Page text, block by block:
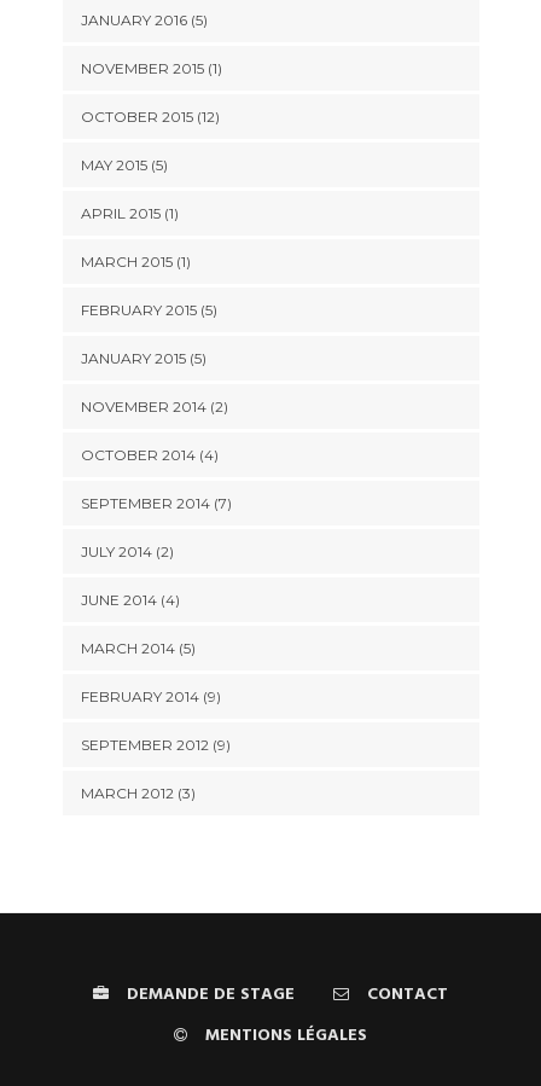
JANUARY 2016 (5)
NOVEMBER 2015 (1)
OCTOBER 2015 (12)
MAY 2015 (5)
APRIL 2015 (1)
MARCH 2015 (1)
FEBRUARY 2015 (5)
JANUARY 2015 (5)
NOVEMBER 2014 (2)
OCTOBER 2014 (4)
SEPTEMBER 2014 (7)
JULY 2014 (2)
JUNE 2014 (4)
MARCH 2014 (5)
FEBRUARY 2014 (9)
SEPTEMBER 2012 (9)
MARCH 2012 (3)
DEMANDE DE STAGE
CONTACT
MENTIONS LÉGALES